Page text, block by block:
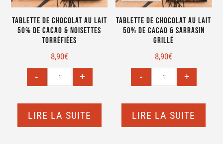
Tablette de chocolat au lait
50% de cacao & noisettes
torréfiées
8,90€
LIRE LA SUITE
Tablette de chocolat au lait
50% de cacao & sarrasin
grillé
8,90€
LIRE LA SUITE